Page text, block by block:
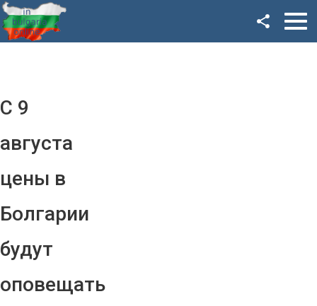
С 9
августа
цены в
Болгарии
будут
оповещать